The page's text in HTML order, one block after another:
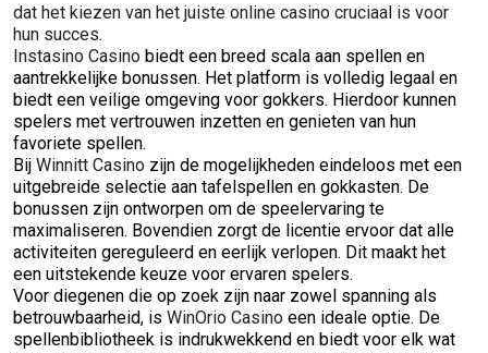
dat het kiezen van het juiste online casino cruciaal is voor
hun succes.
Instasino Casino biedt een breed scala aan spellen en
aantrekkelijke bonussen. Het platform is volledig legaal en
biedt een veilige omgeving voor gokkers. Hierdoor kunnen
spelers met vertrouwen inzetten en genieten van hun
favoriete spellen.
Bij Winnitt Casino zijn de mogelijkheden eindeloos met een
uitgebreide selectie aan tafelspellen en gokkasten. De
bonussen zijn ontworpen om de speelervaring te
maximaliseren. Bovendien zorgt de licentie ervoor dat alle
activiteiten gereguleerd en eerlijk verlopen. Dit maakt het
een uitstekende keuze voor ervaren spelers.
Voor diegenen die op zoek zijn naar zowel spanning als
betrouwbaarheid, is WinOrio Casino een ideale optie. De
spellenbibliotheek is indrukwekkend en biedt voor elk wat